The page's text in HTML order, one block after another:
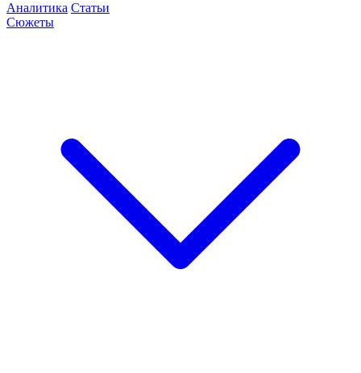
Аналитика Статьи
Сюжеты